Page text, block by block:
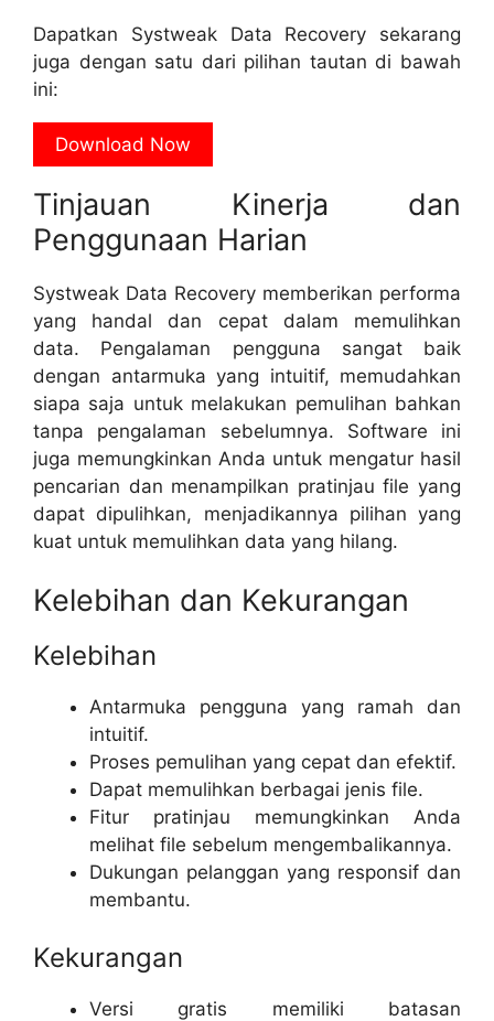
Dapatkan Systweak Data Recovery sekarang
juga dengan satu dari pilihan tautan di bawah
ini:
Download Now
Tinjauan Kinerja dan
Penggunaan Harian
Systweak Data Recovery memberikan performa
yang handal dan cepat dalam memulihkan
data. Pengalaman pengguna sangat baik
dengan antarmuka yang intuitif, memudahkan
siapa saja untuk melakukan pemulihan bahkan
tanpa pengalaman sebelumnya. Software ini
juga memungkinkan Anda untuk mengatur hasil
pencarian dan menampilkan pratinjau file yang
dapat dipulihkan, menjadikannya pilihan yang
kuat untuk memulihkan data yang hilang.
Kelebihan dan Kekurangan
Kelebihan
Antarmuka pengguna yang ramah dan
intuitif.
Proses pemulihan yang cepat dan efektif.
Dapat memulihkan berbagai jenis file.
Fitur pratinjau memungkinkan Anda
melihat file sebelum mengembalikannya.
Dukungan pelanggan yang responsif dan
membantu.
Kekurangan
Versi gratis memiliki batasan